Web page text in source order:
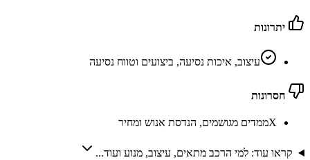
יתרונות
עיצוב, איכות נסיעה, ביצועים וטווח נסיעה
חסרונות
Xממדים מגושמים, הנדסת אנוש ומחיר
קראו עוד: למי הרכב מתאים, עיצוב, מנוע ועוד...